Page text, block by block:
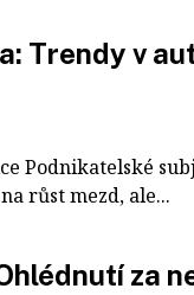
Trendy v
Podnikatelské
růst mezd, ale...
za